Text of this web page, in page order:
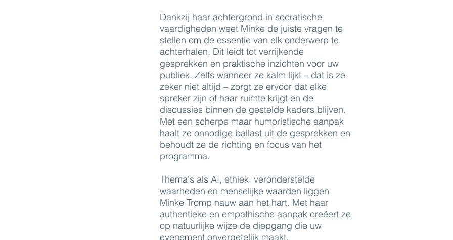
Dankzij haar achtergrond in socratische
vaardigheden weet Minke de juiste vragen te
stellen om de essentie van elk onderwerp te
achterhalen. Dit leidt tot verrijkende
gesprekken en praktische inzichten voor uw
publiek. Zelfs wanneer ze kalm lijkt – dat is ze
zeker niet altijd – zorgt ze ervoor dat elke
spreker zijn of haar ruimte krijgt en de
discussies binnen de gestelde kaders blijven.
Met een scherpe maar humoristische aanpak
haalt ze onnodige ballast uit de gesprekken en
behoudt ze de richting en focus van het
programma.
Thema's als AI, ethiek, veronderstelde
waarheden en menselijke waarden liggen
Minke Tromp nauw aan het hart. Met haar
authentieke en empathische aanpak creëert ze
op natuurlijke wijze de diepgang die uw
evenement onvergetelijk maakt.